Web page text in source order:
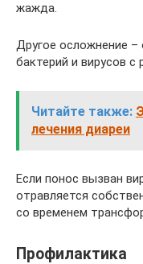
жажда.
Другое осложнение –
бактерий и вирусов с
Читайте также:
лечения диареи
Если понос вызван
отравляется
со временем
Профилактика